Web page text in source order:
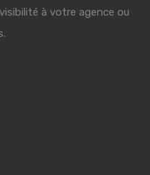
à votre agence ou